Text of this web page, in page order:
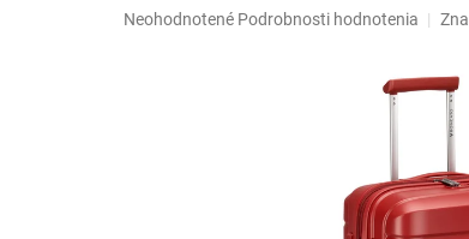
Priemerné
Neohodnotené Podrobnosti hodnotenia